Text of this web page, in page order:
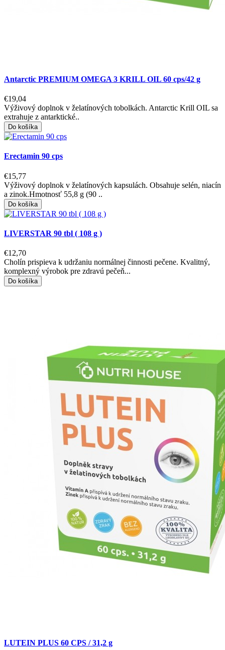
Antarctic PREMIUM OMEGA 3 KRILL OIL 60 cps/42 g
€19,04
Výživový doplnok v želatínových tobolkách. Antarctic Krill OIL sa
extrahuje z antarktické..
Do košíka
Erectamin 90 cps
€15,77
Výživový doplnok v želatínových kapsulách. Obsahuje selén, niacín
a zinok.Hmotnosť 55,8 g (90 ..
Do košíka
LIVERSTAR 90 tbl ( 108 g )
€12,70
Cholín prispieva k udržaniu normálnej činnosti pečene. Kvalitný,
komplexný výrobok pre zdravú pečeň...
Do košíka
LUTEIN PLUS 60 CPS / 31,2 g